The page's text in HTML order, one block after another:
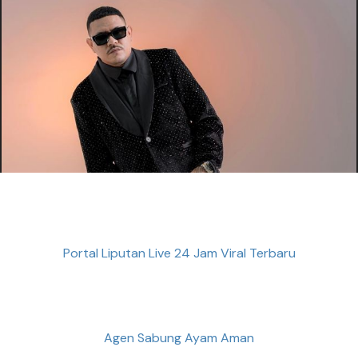
Portal Liputan Live 24 Jam Viral Terbaru
Agen Sabung Ayam Aman